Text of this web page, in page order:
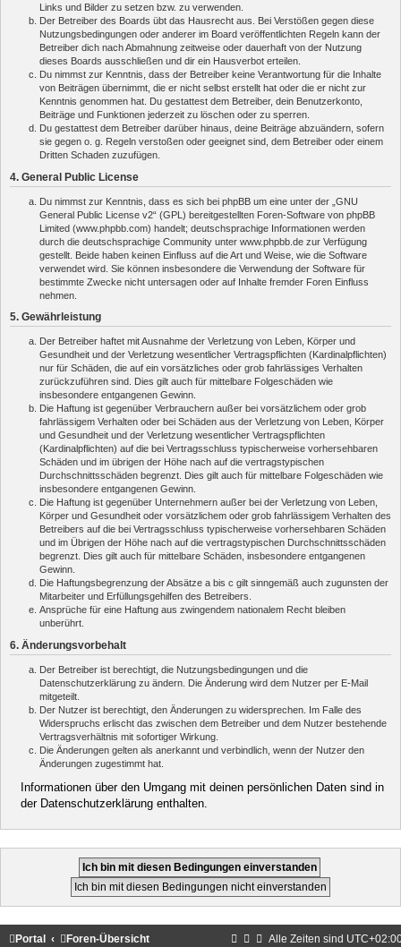
Links und Bilder zu setzen bzw. zu verwenden.
Der Betreiber des Boards übt das Hausrecht aus. Bei Verstößen gegen diese
Nutzungsbedingungen oder anderer im Board veröffentlichten Regeln kann der
Betreiber dich nach Abmahnung zeitweise oder dauerhaft von der Nutzung
dieses Boards ausschließen und dir ein Hausverbot erteilen.
Du nimmst zur Kenntnis, dass der Betreiber keine Verantwortung für die Inhalte
von Beiträgen übernimmt, die er nicht selbst erstellt hat oder die er nicht zur
Kenntnis genommen hat. Du gestattest dem Betreiber, dein Benutzerkonto,
Beiträge und Funktionen jederzeit zu löschen oder zu sperren.
Du gestattest dem Betreiber darüber hinaus, deine Beiträge abzuändern, sofern
sie gegen o. g. Regeln verstoßen oder geeignet sind, dem Betreiber oder einem
Dritten Schaden zuzufügen.
4. General Public License
Du nimmst zur Kenntnis, dass es sich bei phpBB um eine unter der „ GNU
General Public License v2“ (GPL) bereitgestellten Foren-Software von phpBB
Limited (www.phpbb.com) handelt; deutschsprachige Informationen werden
durch die deutschsprachige Community unter www.phpbb.de zur Verfügung
gestellt. Beide haben keinen Einfluss auf die Art und Weise, wie die Software
verwendet wird. Sie können insbesondere die Verwendung der Software für
bestimmte Zwecke nicht untersagen oder auf Inhalte fremder Foren Einfluss
nehmen.
5. Gewährleistung
Der Betreiber haftet mit Ausnahme der Verletzung von Leben, Körper und
Gesundheit und der Verletzung wesentlicher Vertragspflichten (Kardinalpflichten)
nur für Schäden, die auf ein vorsätzliches oder grob fahrlässiges Verhalten
zurückzuführen sind. Dies gilt auch für mittelbare Folgeschäden wie
insbesondere entgangenen Gewinn.
Die Haftung ist gegenüber Verbrauchern außer bei vorsätzlichem oder grob
fahrlässigem Verhalten oder bei Schäden aus der Verletzung von Leben, Körper
und Gesundheit und der Verletzung wesentlicher Vertragspflichten
(Kardinalpflichten) auf die bei Vertragsschluss typischerweise vorhersehbaren
Schäden und im übrigen der Höhe nach auf die vertragstypischen
Durchschnittsschäden begrenzt. Dies gilt auch für mittelbare Folgeschäden wie
insbesondere entgangenen Gewinn.
Die Haftung ist gegenüber Unternehmern außer bei der Verletzung von Leben,
Körper und Gesundheit oder vorsätzlichem oder grob fahrlässigem Verhalten des
Betreibers auf die bei Vertragsschluss typischerweise vorhersehbaren Schäden
und im Übrigen der Höhe nach auf die vertragstypischen Durchschnittsschäden
begrenzt. Dies gilt auch für mittelbare Schäden, insbesondere entgangenen
Gewinn.
Die Haftungsbegrenzung der Absätze a bis c gilt sinngemäß auch zugunsten der
Mitarbeiter und Erfüllungsgehilfen des Betreibers.
Ansprüche für eine Haftung aus zwingendem nationalem Recht bleiben
unberührt.
6. Änderungsvorbehalt
Der Betreiber ist berechtigt, die Nutzungsbedingungen und die
Datenschutzerklärung zu ändern. Die Änderung wird dem Nutzer per E-Mail
mitgeteilt.
Der Nutzer ist berechtigt, den Änderungen zu widersprechen. Im Falle des
Widerspruchs erlischt das zwischen dem Betreiber und dem Nutzer bestehende
Vertragsverhältnis mit sofortiger Wirkung.
Die Änderungen gelten als anerkannt und verbindlich, wenn der Nutzer den
Änderungen zugestimmt hat.
Informationen über den Umgang mit deinen persönlichen Daten sind in
der Datenschutzerklärung enthalten.
Portal Foren-Übersicht Alle Zeiten sind